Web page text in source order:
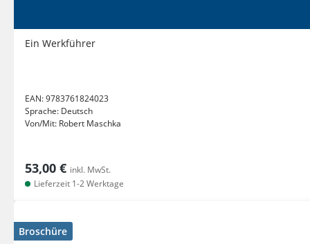
Ein Werkführer
EAN:9783761824023
Sprache: Deutsch
Von/Mit: Robert Maschka
53,00 € inkl. MwSt.
Lieferzeit 1-2 Werktage
Broschüre